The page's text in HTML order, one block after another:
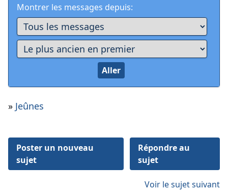
Montrer les messages depuis:
» Jeûnes
Poster un nouveau
sujet
Répondre au
sujet
Voir le sujet suivant